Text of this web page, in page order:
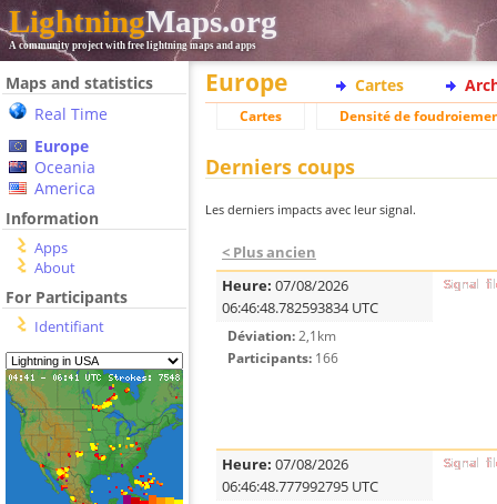
LightningMaps.org
A community project with free lightning maps and apps
Maps and statistics
Real Time
Europe
Oceania
America
Information
Apps
About
For Participants
Identifiant
Europe Cartes
Cartes Densité de
Derniers coups
Les derniers impacts avec leur signal.
< Plus ancien
Heure: 07/08/2026
06:46:48.782593834 UTC
Déviation:2,1km
Participants: 166
Heure: 07/08/2026
06:46:48.777992795 UTC